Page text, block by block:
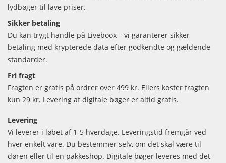
lydbøger til lave priser.
Sikker betaling
Du kan trygt handle på Liveboox – vi garanterer sikker
betaling med krypterede data efter godkendte og gældende
standarder.
Fri fragt
Fragten er gratis på ordrer over 499 kr. Ellers koster fragten
kun 29 kr. Levering af digitale bøger er altid gratis.
Levering
Vi leverer i løbet af 1-5 hverdage. Leveringstid fremgår ved
hver enkelt vare. Du bestemmer selv, om det skal være til
døren eller til en pakkeshop. Digitale bøger leveres med det